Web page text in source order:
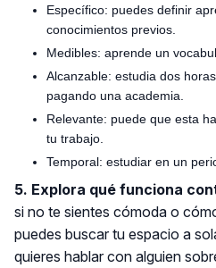
Específico: puedes definir
conocimientos previos.
Medibles: aprende un
Alcanzable: estudia dos
pagando una academia.
Relevante: puede que esta
tu trabajo.
Temporal: estudiar en un
5. Explora qué funciona
si no te sientes cómoda o
puedes buscar tu espacio a
quieres hablar con alguien